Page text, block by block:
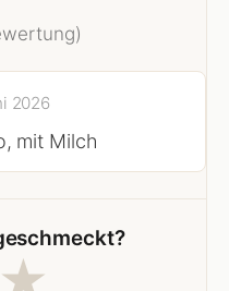
2026
mit Milch